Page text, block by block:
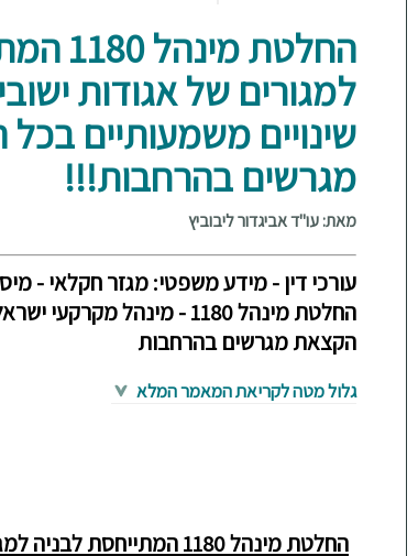
החלטת
למגורים של אגודות
שינויים משמעותיים
מגרשים בהרחבות!!!
מאת: עו"ד אביגדור ליבוביץ
עורכי דין - מידע משפטי: מגזר חקלאי -
החלטת מינהל 1180 - מינהל
הקצאת מגרשים בהרחבות
גלול מטה לקריאת המאמר המלא
החלטת מינהל 1180 המתייחסת לבניה למגורים של אגודות ישובים חקלאיים קובעת שינויים מ